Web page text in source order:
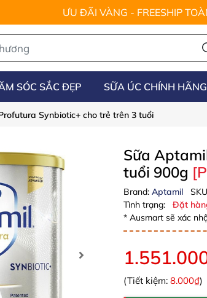
ƯU ĐÃI VÀNG - FREESHIP
SÓC SẮC ĐẸP SỮA ÚC CHÍNH HÃNG
Synbiotic+ cho trẻ trên 3 tuổi
Sữa
tuổi 900g
Brand: Aptamil
Tình trạng:
Đặt
* Ausmart sẽ xác
(Tiết kiệm: 8.000₫)